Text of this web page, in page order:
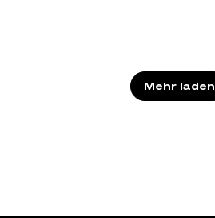
Mehr laden